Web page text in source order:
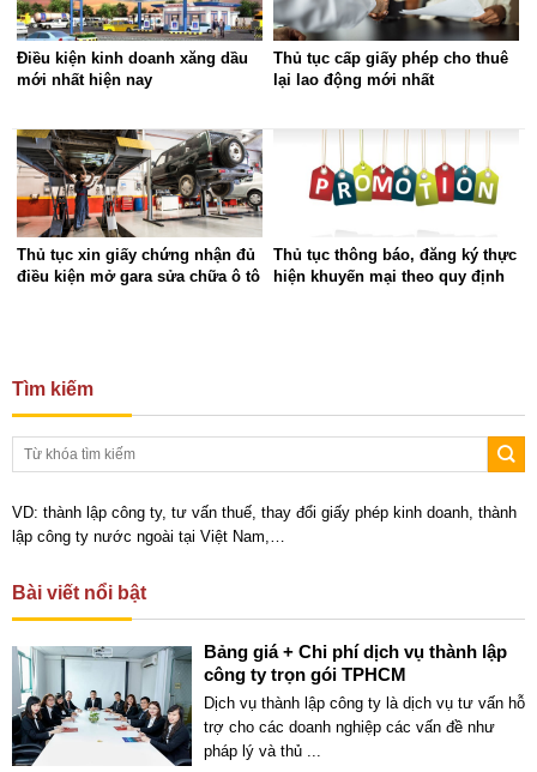
Điều kiện kinh doanh xăng dầu
mới nhất hiện nay
Thủ tục cấp giấy phép cho thuê
lại lao động mới nhất
Thủ tục xin giấy chứng nhận đủ
điều kiện mở gara sửa chữa ô tô
Thủ tục thông báo, đăng ký thực
hiện khuyến mại theo quy định
Tìm kiếm
VD: thành lập công ty, tư vấn thuế, thay đổi giấy phép kinh doanh, thành
lập công ty nước ngoài tại Việt Nam,…
Bài viết nổi bật
Bảng giá + Chi phí dịch vụ thành lập
công ty trọn gói TPHCM
Dịch vụ thành lập công ty là dịch vụ tư vấn hỗ
trợ cho các doanh nghiệp các vấn đề như
pháp lý và thủ ...